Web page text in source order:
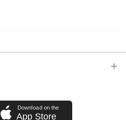
Download on the
App Store